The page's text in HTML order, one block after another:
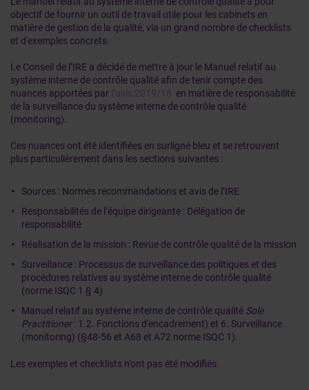
objectif de fournir un outil de travail utile pour les cabinets en
matière de gestion de la qualité, via un grand nombre de checklists
et d'exemples concrets.
Le Conseil de l’IRE a décidé de mettre à jour le Manuel relatif au
système interne de contrôle qualité afin de tenir compte des
nuances apportées par l’avis 2019/16 en matière de responsabilité
de la surveillance du système interne de contrôle qualité
(monitoring).
Ces nuances ont été identifiées en surligné bleu et se retrouvent
plus particulièrement dans les sections suivantes :
Sources : Normes recommandations et avis de l’IRE
Responsabilités de l’équipe dirigeante : Délégation de
responsabilité
Réalisation de la mission : Revue de contrôle qualité de la mission
Surveillance : Processus de surveillance des politiques et des
procédures relatives au système interne de contrôle qualité
(norme ISQC 1 § 4)
Manuel relatif au système interne de contrôle qualité Sole
Practitioner: 1.2. Fonctions d'encadrement) et 6. Surveillance
(monitoring) (§48-56 et A68 et A72 norme ISQC 1).
Les exemples et checklists n’ont pas été modifiés.